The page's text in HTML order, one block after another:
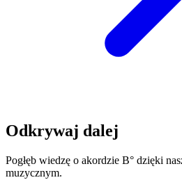
Odkrywaj dalej
Pogłęb wiedzę o akordzie B° dzięki
muzycznym.